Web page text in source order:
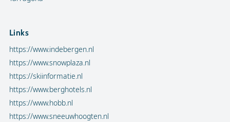
Links
https://www.indebergen.nl
https://www.snowplaza.nl
https://skiinformatie.nl
https://www.berghotels.nl
https://www.hobb.nl
https://www.sneeuwhoogten.nl